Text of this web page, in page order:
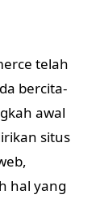
telah
bercita-
awal
situs
hal yang